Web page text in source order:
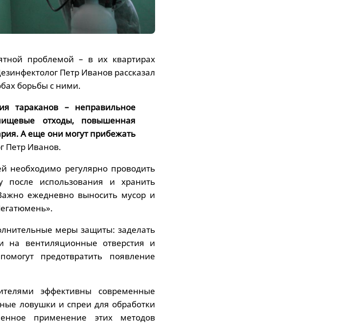
проблемой – в их квартирах
Петр Иванов рассказал
борьбы с ними.
тараканов – неправильное
отходы, повышенная
А еще они могут прибежать
Петр Иванов.
необходимо регулярно проводить
после использования и хранить
ежедневно выносить мусор и
меры защиты: заделать
на вентиляционные отверстия и
предотвратить появление
эффективны современные
ловушки и спреи для обработки
применение этих методов